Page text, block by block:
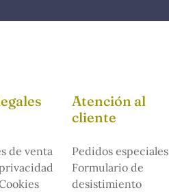
de venta
Atención al
cliente
Pedidos especiales
Formulario de
desistimiento